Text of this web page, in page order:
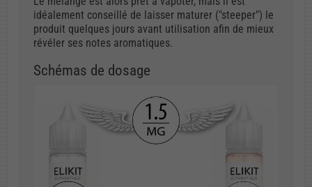
idéalement conseillé de laisser maturer ("steeper") le
produit quelques jours avant utilisation afin de mieux
révéler ses notes aromatiques.
Schémas de dosage